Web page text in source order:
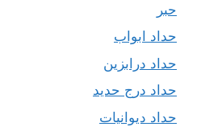
حبر
حداد ابواب
حداد درابزين
حداد درج حديد
حداد ديوانيات